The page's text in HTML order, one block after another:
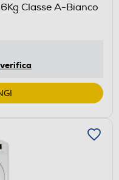
Classe A-Bianco
verifica